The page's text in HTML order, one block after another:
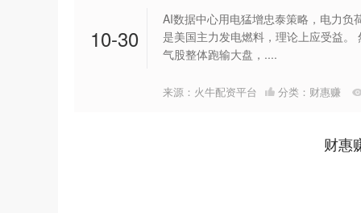
10-30
AI数据中心用电猛增忠泰策略，电力
是美国主力发电燃料，理论上应受益
气股整体跑输大盘，....
来源：火牛配资平台 分类： 财惠赚
财惠